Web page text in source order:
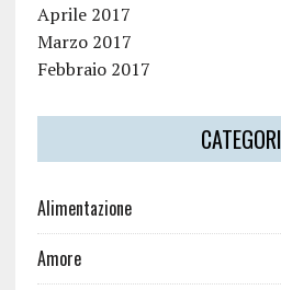
Aprile 2017
Marzo 2017
Febbraio 2017
Alimentazione
Amore